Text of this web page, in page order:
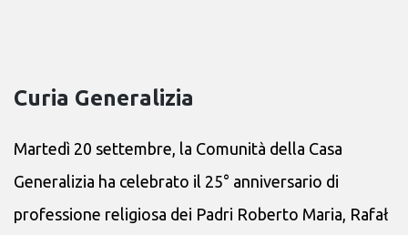
Curia Generalizia
Martedì 20 settembre, la Comunità della Casa
Generalizia ha celebrato il 25° anniversario di
professione religiosa dei Padri Roberto Maria, Rafał